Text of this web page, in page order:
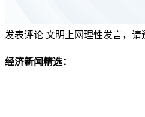
发表评论 文明上网理性发言，请
经济新闻精选：